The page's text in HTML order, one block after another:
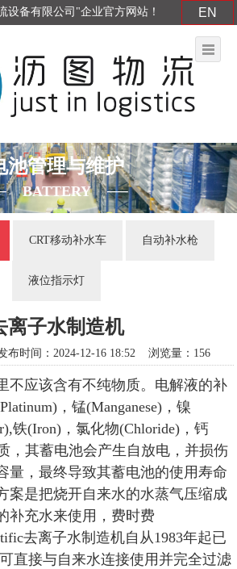
EN
设备有限公司"企业官方网站！
池管理与维护
BATTERY
CRT移动补水车 自动补水枪
液位指示灯
离子水制造机
时间：2024-12-16 18:52 浏览量：156
不应该含有不纯物质。电解液的补
，锰(Manganese)，镍
铁(Iron)，氯化物(Chloride)，钙
，其蓄电池会产生自放电，并损伤
量，最终导致其蓄电池的使用寿命
案是把烧开自来水的水蒸气压缩成
补充水来使用，费时费
去离子水制造机自从1983年起已
直接与自来水连接使用并完全过滤